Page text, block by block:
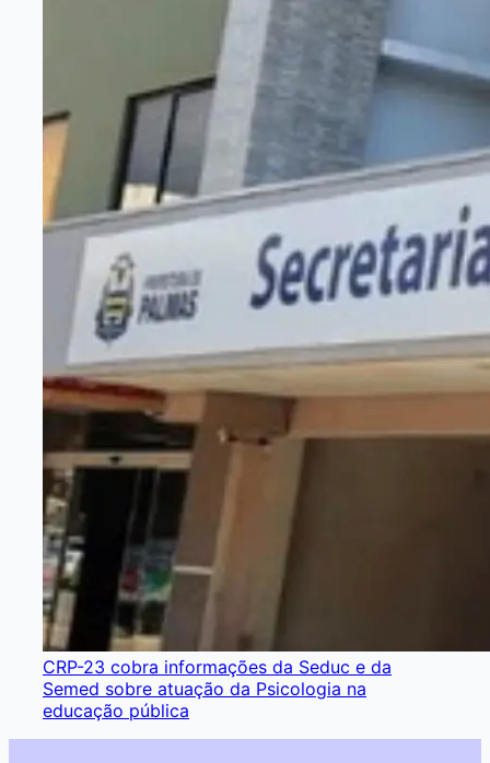
CRP-23 cobra informações da Seduc e da
Semed sobre atuação da Psicologia na
educação pública